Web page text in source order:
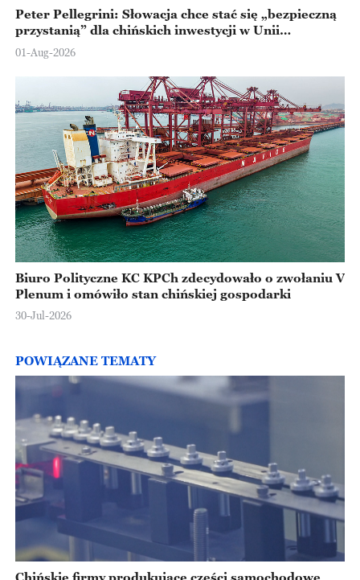
Peter Pellegrini: Słowacja chce stać się „bezpieczną
przystanią” dla chińskich inwestycji w Unii
Europejskiej
01-Aug-2026
Biuro Polityczne KC KPCh zdecydowało o zwołaniu V
Plenum i omówiło stan chińskiej gospodarki
30-Jul-2026
POWIĄZANE TEMATY
Chińskie firmy produkujące części samochodowe